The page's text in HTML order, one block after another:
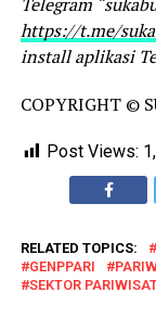
https://t.me/
install aplikasi
COPYRIGHT ©
Post Views:
RELATED TOPICS:
GENPPARI
SEKTOR